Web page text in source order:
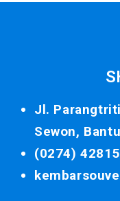
Jl.
Sewon,
(0274)